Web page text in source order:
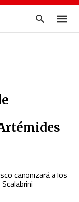
canonizará a los